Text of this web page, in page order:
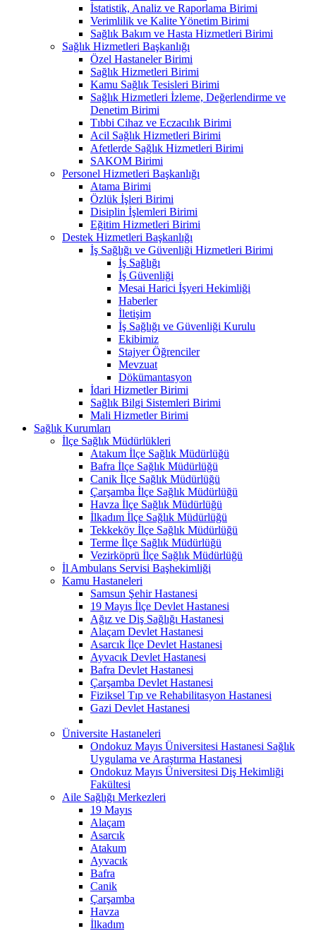
İstatistik, Analiz ve Raporlama Birimi
Verimlilik ve Kalite Yönetim Birimi
Sağlık Bakım ve Hasta Hizmetleri Birimi
Sağlık Hizmetleri Başkanlığı
Özel Hastaneler Birimi
Sağlık Hizmetleri Birimi
Kamu Sağlık Tesisleri Birimi
Sağlık Hizmetleri İzleme, Değerlendirme ve
Denetim Birimi
Tıbbi Cihaz ve Eczacılık Birimi
Acil Sağlık Hizmetleri Birimi
Afetlerde Sağlık Hizmetleri Birimi
SAKOM Birimi
Personel Hizmetleri Başkanlığı
Atama Birimi
Özlük İşleri Birimi
Disiplin İşlemleri Birimi
Eğitim Hizmetleri Birimi
Destek Hizmetleri Başkanlığı
İş Sağlığı ve Güvenliği Hizmetleri Birimi
İş Sağlığı
İş Güvenliği
Mesai Harici İşyeri Hekimliği
Haberler
İletişim
İş Sağlığı ve Güvenliği Kurulu
Ekibimiz
Stajyer Öğrenciler
Mevzuat
Dökümantasyon
İdari Hizmetler Birimi
Sağlık Bilgi Sistemleri Birimi
Mali Hizmetler Birimi
Sağlık Kurumları
İlçe Sağlık Müdürlükleri
Atakum İlçe Sağlık Müdürlüğü
Bafra İlçe Sağlık Müdürlüğü
Canik İlçe Sağlık Müdürlüğü
Çarşamba İlçe Sağlık Müdürlüğü
Havza İlçe Sağlık Müdürlüğü
İlkadım İlçe Sağlık Müdürlüğü
Tekkeköy İlçe Sağlık Müdürlüğü
Terme İlçe Sağlık Müdürlüğü
Vezirköprü İlçe Sağlık Müdürlüğü
İl Ambulans Servisi Başhekimliği
Kamu Hastaneleri
Samsun Şehir Hastanesi
19 Mayıs İlçe Devlet Hastanesi
Ağız ve Diş Sağlığı Hastanesi
Alaçam Devlet Hastanesi
Asarcık İlçe Devlet Hastanesi
Ayvacık Devlet Hastanesi
Bafra Devlet Hastanesi
Çarşamba Devlet Hastanesi
Fiziksel Tıp ve Rehabilitasyon Hastanesi
Gazi Devlet Hastanesi
Üniversite Hastaneleri
Ondokuz Mayıs Üniversitesi Hastanesi Sağlık
Uygulama ve Araştırma Hastanesi
Ondokuz Mayıs Üniversitesi Diş Hekimliği
Fakültesi
Aile Sağlığı Merkezleri
19 Mayıs
Alaçam
Asarcık
Atakum
Ayvacık
Bafra
Canik
Çarşamba
Havza
İlkadım